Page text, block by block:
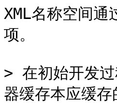
XML名称空间
项。
> 在初始开发
器缓存本应缓